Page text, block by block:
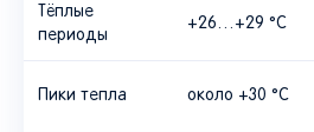
Тёплые
периоды
+26…+29 °C
Пики тепла около +30 °C